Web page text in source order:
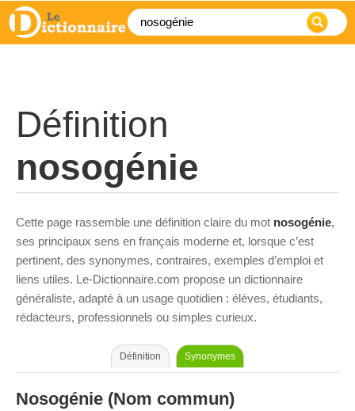
Définition
nosogénie
Cette page rassemble une définition claire du mot nosogénie,
ses principaux sens en français moderne et, lorsque c’est
pertinent, des synonymes, contraires, exemples d’emploi et
liens utiles. Le-Dictionnaire.com propose un dictionnaire
généraliste, adapté à un usage quotidien : élèves, étudiants,
rédacteurs, professionnels ou simples curieux.
Définition Synonymes
Nosogénie (Nom commun)